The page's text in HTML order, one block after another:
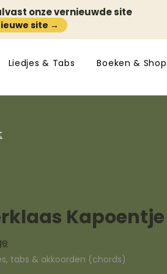
onze vernieuwde site
site →
Liedjes & Tabs Boeken & Shop
Kapoentje
tabs & akkoorden (chords)